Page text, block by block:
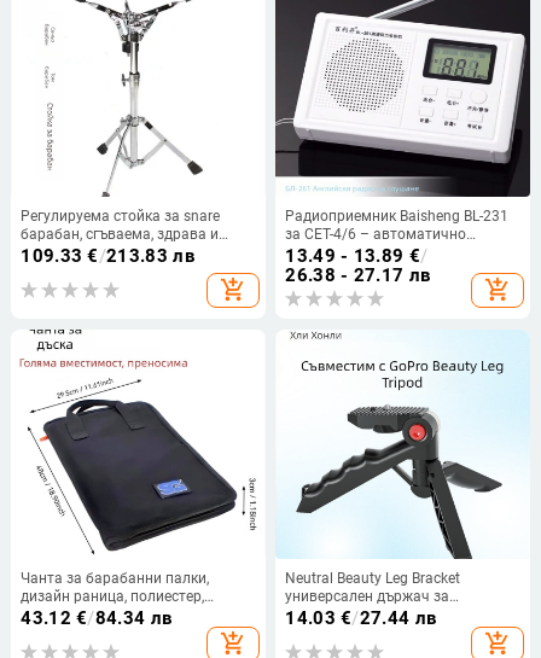
Регулируема стойка за snare
барабан, сгъваема, здрава и
стабилна, универсална, за 12–14
109.33 €/213.83 лв
add_shopping_cart
Радиоприемник Baisheng BL-231
за CET-4/6 – автоматично
търсене на станции, MP3
поддръжка и цифров дисплей
13.49 - 13.89 €/
26.38 - 27.17 лв
add_shopping_cart
Чанта за барабанни палки,
дизайн раница, полиестер,
презрамка с въздушна подложка,
43.12 €/84.34 лв
add_shopping_cart
Neutral Beauty Leg Bracket
универсален държач за
смартфон и камера с лого OK
14.03 €/27.44 лв
add_shopping_cart